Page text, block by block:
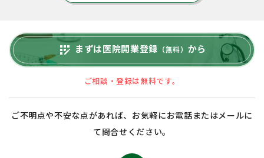
app_registration まずは医院開業登録 （無料） から
ご相談・登録は無料です。
ご不明点や不安な点があれば、お気軽にお電話またはメールに
て問合せください。